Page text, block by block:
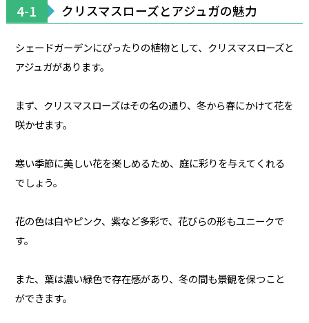
4-1 クリスマスローズとアジュガの魅力
シェードガーデンにぴったりの植物として、クリスマスローズと
アジュガがあります。
まず、クリスマスローズはその名の通り、冬から春にかけて花を
咲かせます。
寒い季節に美しい花を楽しめるため、庭に彩りを与えてくれる
でしょう。
花の色は白やピンク、紫など多彩で、花びらの形もユニークで
す。
また、葉は濃い緑色で存在感があり、冬の間も景観を保つこと
ができます。